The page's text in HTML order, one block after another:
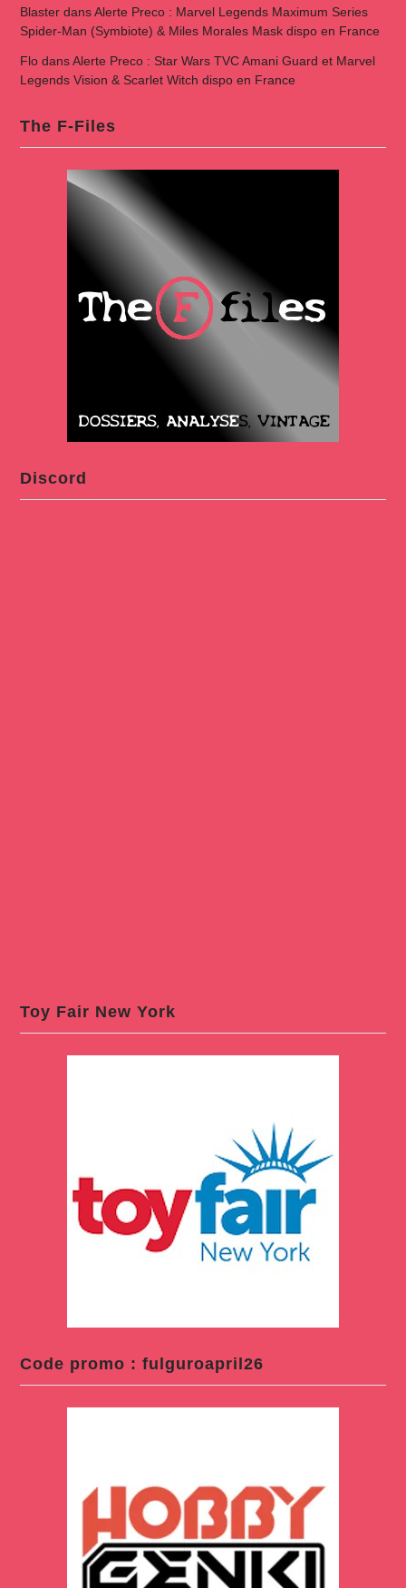
BlasterdansAlerte Preco : Marvel Legends Maximum Series
Spider-Man (Symbiote) & Miles Morales Mask dispo en France
FlodansAlerte Preco : Star Wars TVC Amani Guard et Marvel
Legends Vision & Scarlet Witch dispo en France
The F-Files
Discord
Toy Fair New York
Code promo : fulguroapril26